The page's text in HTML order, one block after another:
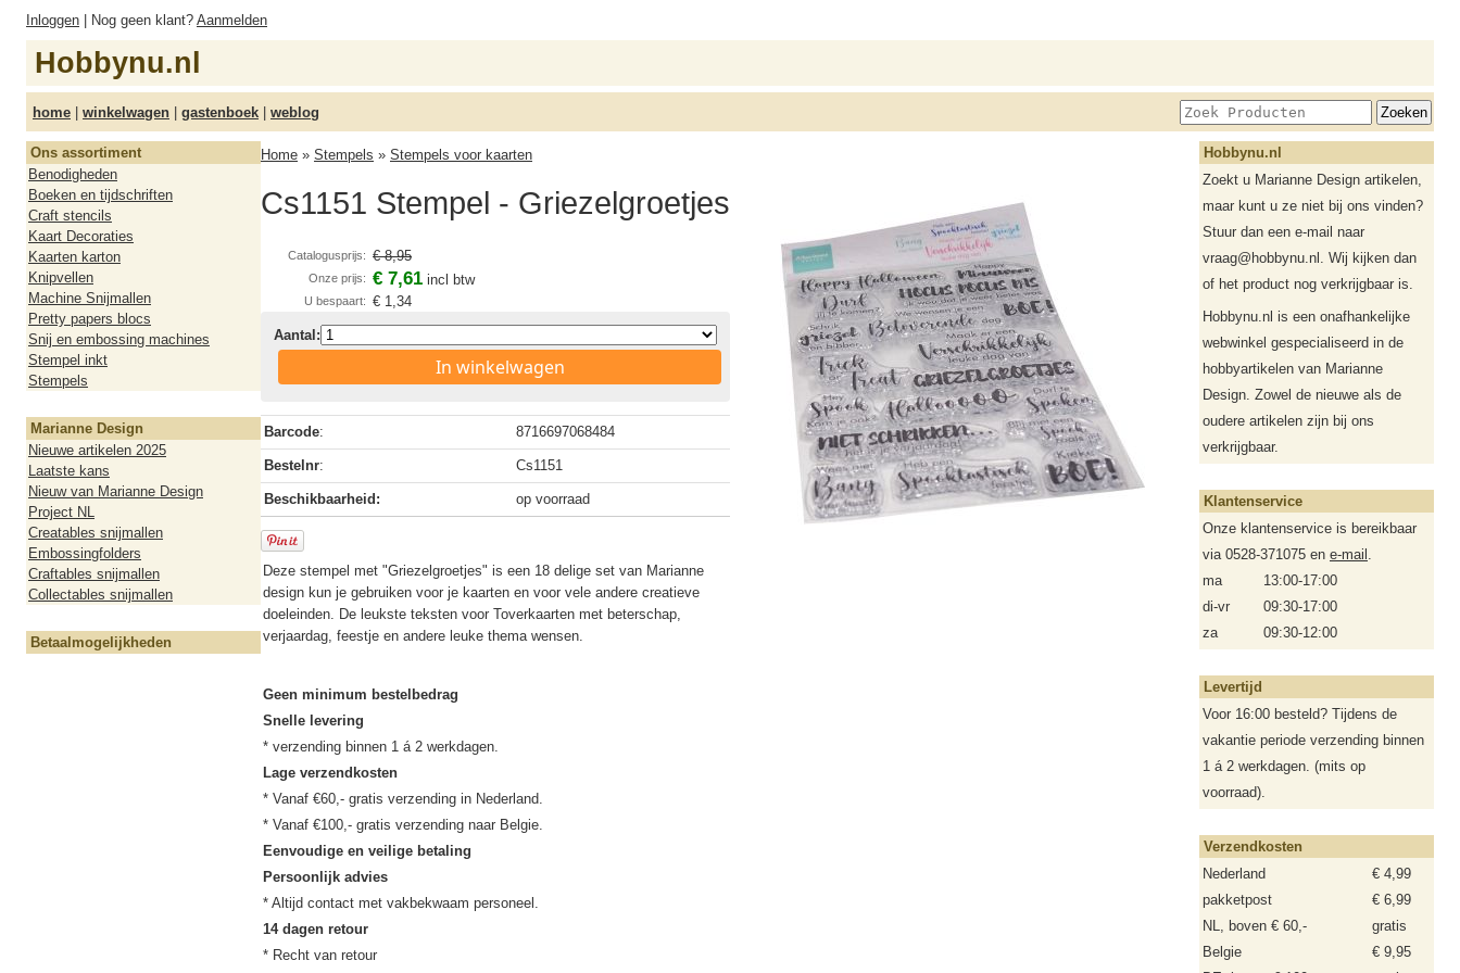
Inloggen | Nog geen klant? Aanmelden
Hobbynu.nl
home | winkelwagen | gastenboek | weblog
Ons assortiment
Benodigheden
Boeken en tijdschriften
Craft stencils
Kaart Decoraties
Kaarten karton
Knipvellen
Machine Snijmallen
Pretty papers blocs
Snij en embossing machines
Stempel inkt
Stempels
Marianne Design
Nieuwe artikelen 2025
Laatste kans
Nieuw van Marianne Design
Project NL
Creatables snijmallen
Embossingfolders
Craftables snijmallen
Collectables snijmallen
Betaalmogelijkheden
Home » Stempels » Stempels voor kaarten
Cs1151 Stempel - Griezelgroetjes
Catalogusprijs: € 8,95
Onze prijs: € 7,61 incl btw
U bespaart: € 1,34
Aantal:
In winkelwagen
Barcode: 8716697068484
Bestelnr: Cs1151
Beschikbaarheid: op voorraad
Deze stempel met "Griezelgroetjes" is een 18 delige set van Marianne
design kun je gebruiken voor je kaarten en voor vele andere creatieve
doeleinden. De leukste teksten voor Toverkaarten met beterschap,
verjaardag, feestje en andere leuke thema wensen.
Geen minimum bestelbedrag
Snelle levering
Lage verzendkosten
* Vanaf €60,- gratis verzending in Nederland.
Eenvoudige en veilige betaling
Persoonlijk advies
14 dagen retour
Hobbynu.nl
Zoekt u Marianne Design artikelen,
maar kunt u ze niet bij ons vinden?
Stuur dan een e-mail naar
vraag@hobbynu.nl. Wij kijken dan
of het product nog verkrijgbaar is.
Hobbynu.nl is een onafhankelijke
webwinkel gespecialiseerd in de
hobbyartikelen van Marianne
Design. Zowel de nieuwe als de
oudere artikelen zijn bij ons
verkrijgbaar.
Klantenservice
Onze klantenservice is bereikbaar
via 0528-371075 en e-mail .
ma
13:00-17:00
di-vr
09:30-17:00
za
09:30-12:00
Levertijd
Voor 16:00 besteld? Tijdens de
vakantie periode verzending binnen
1 á 2 werkdagen. (mits op
voorraad).
Verzendkosten
Nederland
€ 4,99
pakketpost
€ 6,99
NL, boven € 60,-
gratis
Belgie
€ 9,95